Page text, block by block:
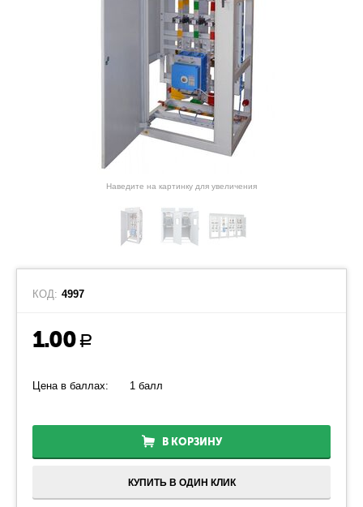
Наведите на картинку для увеличения
КОД: 4997
1.00 Р
Цена в баллах: 1 балл
В КОРЗИНУ
КУПИТЬ В ОДИН КЛИК